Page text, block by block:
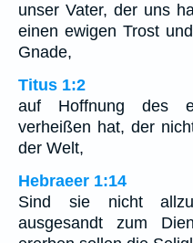
unser Vater, der uns
einen ewigen Trost
Gnade,
Titus 1:2
auf Hoffnung des
verheißen hat, der
der Welt,
Hebraeer 1:14
Sind sie nicht
ausgesandt zum